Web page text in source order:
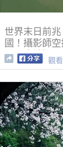
世界末日前
國！攝影師
公尺大螃蟹現
觀看